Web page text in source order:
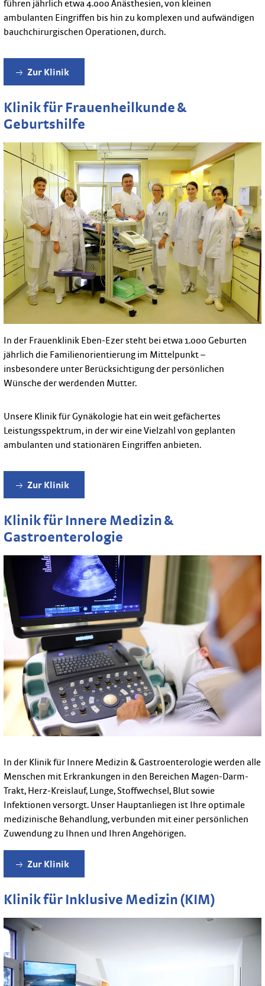
führen jährlich etwa 4.000 Anästhesien, von kleinen
ambulanten Eingriffen bis hin zu komplexen und aufwändigen
bauchchirurgischen Operationen, durch.
Zur Klinik
Klinik für Frauenheilkunde &
Geburtshilfe
In der Frauenklinik Eben-Ezer steht bei etwa 1.000 Geburten
jährlich die Familienorientierung im Mittelpunkt –
insbesondere unter Berücksichtigung der persönlichen
Wünsche der werdenden Mutter.
Unsere Klinik für Gynäkologie hat ein weit gefächertes
Leistungsspektrum, in der wir eine Vielzahl von geplanten
ambulanten und stationären Eingriffen anbieten.
Zur Klinik
Klinik für Innere Medizin &
Gastroenterologie
In der Klinik für Innere Medizin & Gastroenterologie werden alle
Menschen mit Erkrankungen in den Bereichen Magen-Darm-
Trakt, Herz-Kreislauf, Lunge, Stoffwechsel, Blut sowie
Infektionen versorgt. Unser Hauptanliegen ist Ihre optimale
medizinische Behandlung, verbunden mit einer persönlichen
Zuwendung zu Ihnen und Ihren Angehörigen.
Zur Klinik
Klinik für Inklusive Medizin (KIM)